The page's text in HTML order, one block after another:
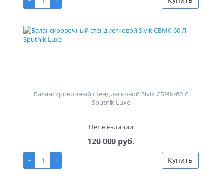
Балансировочный стенд легковой Sivik СБМК-60 Л
Sputnik Luxe
Нет в наличии
120 000 руб.
-
+ Купить